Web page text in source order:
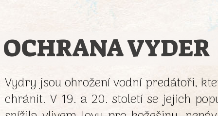
OCHRANA VYDER
Vydry jsou ohrožení vodní predátoři,
chránit. V 19. a 20. století se jejich